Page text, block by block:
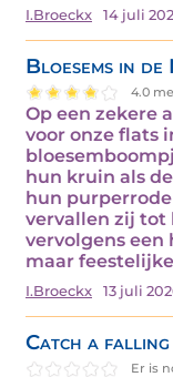
I.Broeckx 14 juli
Bloesems in
4.0
Op een zekere
voor onze flats
hun kruin als
hun
vervallen zij tot
vervolgens een
maar
I.Broeckx 13 juli
Catch a
Er is